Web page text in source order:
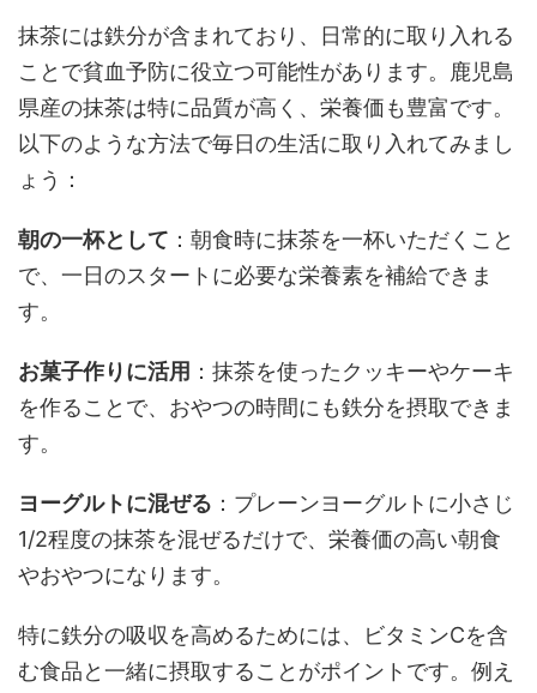
抹茶には鉄分が含まれており、日常的に取り入れる
ことで貧血予防に役立つ可能性があります。鹿児島
県産の抹茶は特に品質が高く、栄養価も豊富です。
以下のような方法で毎日の生活に取り入れてみまし
ょう：
朝の一杯として ：朝食時に抹茶を一杯いただくこと
で、一日のスタートに必要な栄養素を補給できま
す。
お菓子作りに活用 ：抹茶を使ったクッキーやケーキ
を作ることで、おやつの時間にも鉄分を摂取できま
す。
ヨーグルトに混ぜる ：プレーンヨーグルトに小さじ
1/2程度の抹茶を混ぜるだけで、栄養価の高い朝食
やおやつになります。
特に鉄分の吸収を高めるためには、ビタミンCを含
む食品と一緒に摂取することがポイントです。例え